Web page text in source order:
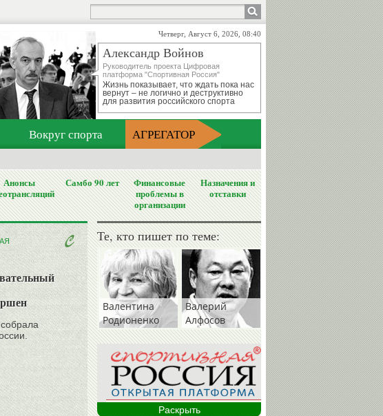
Четверг, Август 6, 2026, 08:40
Александр Войнов
Руководитель проекта Цифровая
платформа "Спортивная Россия"
Жизнь показывает, что ждать пока нас
вернут – не логично и деструктивно
для развития российского спорта
Вокруг спорта АГРЕГАТОР
Анонсы
Самбо 90 лет
Финансовые
проблемы в
организации
Назначения и
отставки
Те, кто пишет по теме:
Валентина
Родионенко
Валерий
Алфосов
Раскрыть